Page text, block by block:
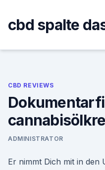
content
cbd spalte
CBD REVIEWS
ADMINISTRATOR
Er nimmt Dich mit in den